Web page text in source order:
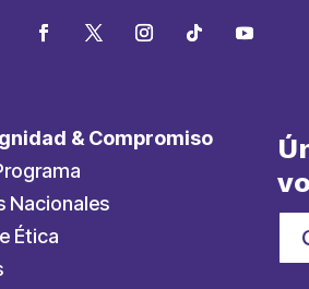
& Compromiso
Nacionales
Ética